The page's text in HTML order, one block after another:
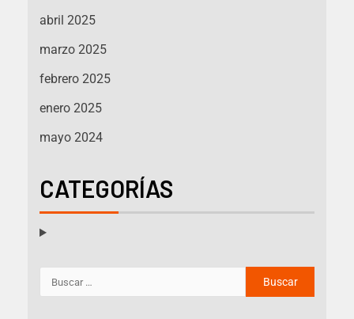
abril 2025
marzo 2025
febrero 2025
enero 2025
mayo 2024
CATEGORÍAS